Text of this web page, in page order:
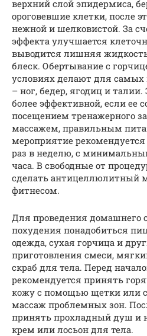
верхний слой эпидермиса,
ороговевшие клетки, после
нежной и шелковистой. За
эффекта улучшается
выводится лишняя
блеск. Обертывание с
условиях делают для
– ног, бедер, ягодиц и талии.
более эффективной, если ее
посещением тренажерного
массажем, правильным
мероприятие рекомендуется
раз в неделю, с
часа. В свободные от
сделать антицеллюлитный
фитнесом.
Для проведения домашнего
похудения понадобиться
одежда, сухая горчица и
приготовления смеси,
скраб для тела. Перед
рекомендуется принять
кожу с помощью щетки или
массаж проблемных зон.
принять прохладный душ и
крем или лосьон для тела.